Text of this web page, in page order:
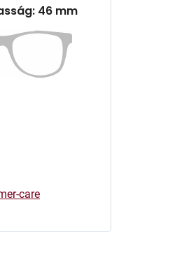
46 mm
care